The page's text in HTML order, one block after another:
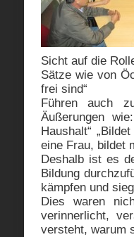
Sicht auf die
Sätze wie von
frei sind“
Führen auch
Äußerungen
Haushalt“
eine Frau, bildet
Deshalb ist es
Bildung
kämpfen und
Dies waren
verinnerlicht,
versteht, warum